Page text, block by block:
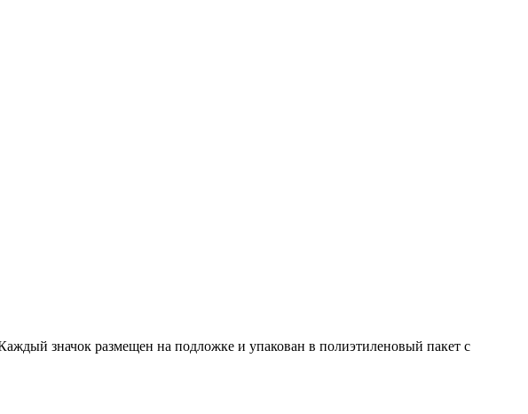
значок размещен на подложке и упакован в полиэтиленовый пакет с